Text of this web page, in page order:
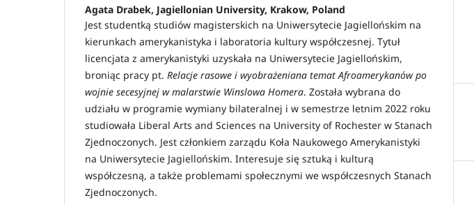
Agata Drabek, Jagiellonian University, Krakow, Poland
Jest studentką studiów magisterskich na Uniwersytecie Jagiellońskim na
kierunkach amerykanistyka i laboratoria kultury współczesnej. Tytuł
licencjata z amerykanistyki uzyskała na Uniwersytecie Jagiellońskim,
broniąc pracy pt. Relacje rasowe i wyobrażeniana temat Afroamerykanów po
wojnie secesyjnej w malarstwie Winslowa Homera. Została wybrana do
udziału w programie wymiany bilateralnej i w semestrze letnim 2022 roku
studiowała Liberal Arts and Sciences na University of Rochester w Stanach
Zjednoczonych. Jest członkiem zarządu Koła Naukowego Amerykanistyki
na Uniwersytecie Jagiellońskim. Interesuje się sztuką i kulturą
współczesną, a także problemami społecznymi we współczesnych Stanach
Zjednoczonych.